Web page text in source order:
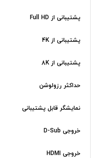
پشتیبانی از Full HD
پشتیبانی از 4K
پشتیبانی از 8K
حداکثر رزولوشن
نمایشگر قابل پشتیبانی
خروجی D-Sub
خروجی HDMI